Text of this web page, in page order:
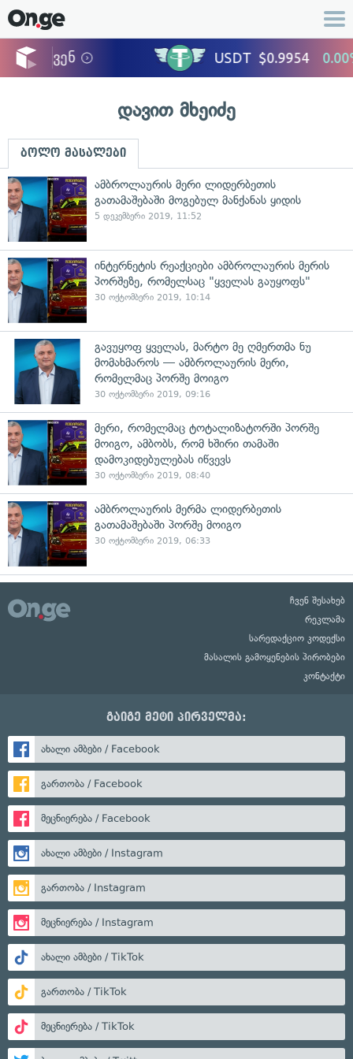
დავით მხეიძე
ბოლო მასალები
ამბროლაურის მერი ლიდერბეთის
გათამაშებაში მოგებულ მანქანას ყიდის
5 დეკემბერი 2019, 11:52
ინტერნეტის რეაქციები ამბროლაურის მერის
პორშეზე, რომელსაც "ყველას გაუყოფს"
30 ოქტომბერი 2019, 10:14
გავუყოფ ყველას, მარტო მე ღმერთმა ნუ
მომახმაროს — ამბროლაურის მერი,
რომელმაც პორშე მოიგო
30 ოქტომბერი 2019, 09:16
მერი, რომელმაც ტოტალიზატორში პორშე
მოიგო, ამბობს, რომ ხშირი თამაში
დამოკიდებულებას იწვევს
30 ოქტომბერი 2019, 08:40
ამბროლაურის მერმა ლიდერბეთის
გათამაშებაში პორშე მოიგო
30 ოქტომბერი 2019, 06:33
ჩვენ შესახებ
რეკლამა
სარედაქციო კოდექსი
მასალის გამოყენების პირობები
კონტაქტი
გაიგე მეტი პირველმა:
ახალი ამბები / Facebook
გართობა / Facebook
მეცნიერება / Facebook
ახალი ამბები / Instagram
გართობა / Instagram
მეცნიერება / Instagram
ახალი ამბები / TikTok
გართობა / TikTok
მეცნიერება / TikTok